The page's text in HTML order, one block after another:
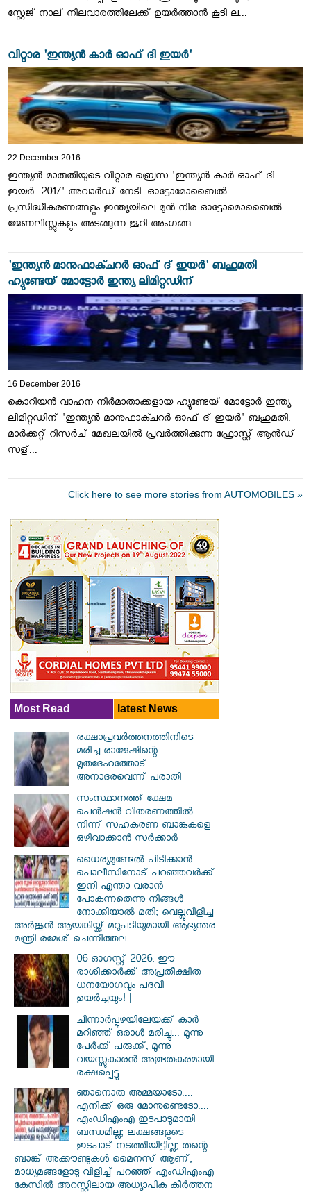
സ്റ്റേജ് നാല് നിലവാരത്തിലേക്ക് ഉയര്‍ത്താന്‍ കൂടി ല...
വിറ്റാര 'ഇന്ത്യന്‍ കാര്‍ ഓഫ് ദി ഇയര്‍'
22 December 2016
ഇന്ത്യന്‍ മാരുതിയുടെ വിറ്റാര ബ്രെസ 'ഇന്ത്യന്‍ കാര്‍ ഓഫ് ദി
ഇയര്‍- 2017' അവാര്‍ഡ് നേടി. ഓട്ടോമോബൈല്‍
പ്രസിദ്ധീകരണങ്ങളും ഇന്ത്യയിലെ മുന്‍ നിര ഓട്ടോമൊബൈല്‍
ജേണലിസ്റ്റുകളും അടങ്ങുന്ന ജൂറി അംഗങ്ങ...
'ഇന്ത്യന്‍ മാനുഫാക്ചറര്‍ ഓഫ് ദ് ഇയര്‍' ബഹുമതി
ഹ്യുണ്ടേയ് മോട്ടോര്‍ ഇന്ത്യ ലിമിറ്റഡിന്
16 December 2016
കൊറിയന്‍ വാഹന നിര്‍മാതാക്കളായ ഹ്യുണ്ടേയ് മോട്ടോര്‍ ഇന്ത്യ
ലിമിറ്റഡിന് 'ഇന്ത്യന്‍ മാനുഫാക്ചറര്‍ ഓഫ് ദ് ഇയര്‍' ബഹുമതി.
മാര്‍ക്കറ്റ് റിസര്‍ച് മേഖലയില്‍ പ്രവര്‍ത്തിക്കുന്ന ഫ്രോസ്റ്റ് ആന്‍ഡ്
സള്...
Click here to see more stories from AUTOMOBILES »
Most Read latest News
രക്ഷാപ്രവര്‍ത്തനത്തിനിടെ
മരിച്ച രാജേഷിന്റെ
മൃതദേഹത്തോട്
അനാദരവെന്ന് പരാതി
സംസ്ഥാനത്ത് ക്ഷേമ
പെൻഷൻ വിതരണത്തിൽ
നിന്ന് സഹകരണ ബാങ്കുകളെ
ഒഴിവാക്കാൻ സർക്കാർ
ധൈര്യമുണ്ടേൽ പിടിക്കാൻ
പൊലീസിനോട് പറഞ്ഞവർക്ക്
ഇനി എന്താ വരാൻ
പോകുന്നതെന്നു നിങ്ങൾ
നോക്കിയാൽ മതി; വെല്ലുവിളിച്ച
അർജുൻ ആയങ്കിയ്ക്ക് മറുപടിയുമായി ആഭ്യന്തര
മന്ത്രി രമേശ് ചെന്നിത്തല
06 ഓഗസ്റ്റ് 2026: ഈ
രാശിക്കാർക്ക് അപ്രതീക്ഷിത
ധനയോഗവും പദവി
ഉയർച്ചയും! |
ചിന്നാർപ്പുഴയിലേയക്ക് കാർ
മറിഞ്ഞ് ഒരാൾ മരിച്ചു... മൂന്നു
പേർക്ക് പരുക്ക്, മൂന്നു
വയസ്സുകാരൻ അത്ഭുതകരമായി
രക്ഷപ്പെട്ടു...
ഞാനൊരു അമ്മയാടോ....
എനിക്ക് ഒരു മോനുണ്ടെടോ....
എംഡിഎംഎ ഇടപാടുമായി
ബന്ധമില്ല; ലക്ഷങ്ങളുടെ
ഇടപാട് നടത്തിയിട്ടില്ല; തന്റെ
ബാങ്ക് അക്കൗണ്ടുകൾ മൈനസ് ആണ്;
മാധ്യമങ്ങളോടു വിളിച്ച് പറഞ്ഞ് എംഡിഎംഎ
കേസിൽ അറസ്റ്റിലായ അധ്യാപിക കീർത്തന